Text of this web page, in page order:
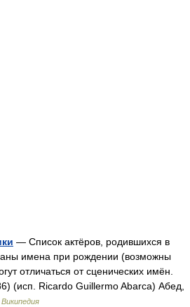
— Список актёров, родившихся в
имена при рождении (возможны
отличаться от сценических имён.
(исп. Ricardo Guillermo Abarca) Абед,
Википедия